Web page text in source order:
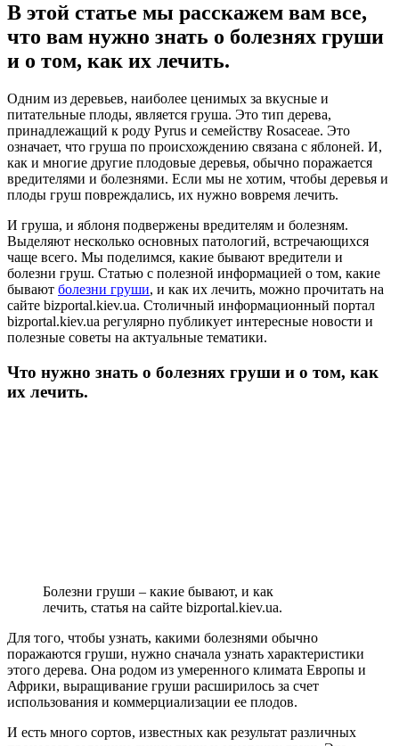
В этой статье мы расскажем вам все,
что вам нужно знать о болезнях груши
и о том, как их лечить.
Одним из деревьев, наиболее ценимых за вкусные и
питательные плоды, является груша. Это тип дерева,
принадлежащий к роду Pyrus и семейству Rosaceae. Это
означает, что груша по происхождению связана с яблоней. И,
как и многие другие плодовые деревья, обычно поражается
вредителями и болезнями. Если мы не хотим, чтобы деревья и
плоды груш повреждались, их нужно вовремя лечить.
И груша, и яблоня подвержены вредителям и болезням.
Выделяют несколько основных патологий, встречающихся
чаще всего. Мы поделимся, какие бывают вредители и
болезни груш. Статью с полезной информацией о том, какие
бывают болезни груши, и как их лечить, можно прочитать на
сайте bizportal.kiev.ua. Столичный информационный портал
bizportal.kiev.ua регулярно публикует интересные новости и
полезные советы на актуальные тематики.
Что нужно знать о болезнях груши и о том, как
их лечить.
Болезни груши – какие бывают, и как
лечить, статья на сайте bizportal.kiev.ua.
Для того, чтобы узнать, какими болезнями обычно
поражаются груши, нужно сначала узнать характеристики
этого дерева. Она родом из умеренного климата Европы и
Африки, выращивание груши расширилось за счет
использования и коммерциализации ее плодов.
И есть много сортов, известных как результат различных